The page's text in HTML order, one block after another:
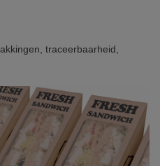
traceerbaarheid,